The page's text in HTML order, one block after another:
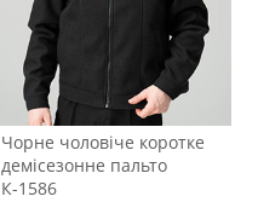
Чорне чоловіче коротке
демісезонне пальто
К-1586